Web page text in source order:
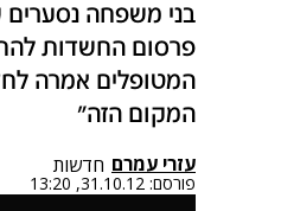
בני משפחה
פרסום החשדות
המקום הזה"
עזרי עמרם חדשות
פורסם: 31.10.12, 13:20